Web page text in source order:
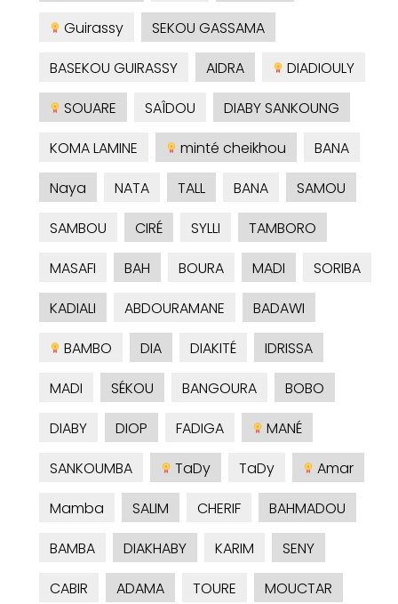
Guirassy
SEKOU GASSAMA
BASEKOU GUIRASSY
AIDRA
DIADIOULY
SOUARE
SAÎDOU
DIABY SANKOUNG
KOMA LAMINE
minté cheikhou
BANA
Naya
NATA TALL BANA
SAMOU
SAMBOU
CIRÉ SYLLI
TAMBORO
MASAFI
BAH BOURA MADI
SORIBA
KADIALI
ABDOURAMANE
BADAWI
BAMBO
DIA DIAKITÉ
IDRISSA
MADI
SÉKOU BANGOURA
BOBO
DIABY
DIOP FADIGA
MANÉ
SANKOUMBA
TaDy TaDy
Amar
Mamba
SALIM CHERIF
BAHMADOU
BAMBA
DIAKHABY KARIM
SENY
CABIR
ADAMA TOURE
MOUCTAR